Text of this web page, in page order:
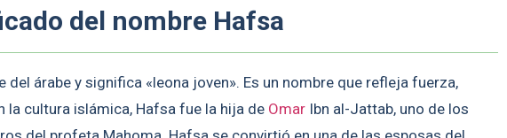
del nombre Hafsa
del árabe y significa «leona joven». Es un nombre que refleja fuerza,
la cultura islámica, Hafsa fue la hija de Omar Ibn al-Jattab, uno de los